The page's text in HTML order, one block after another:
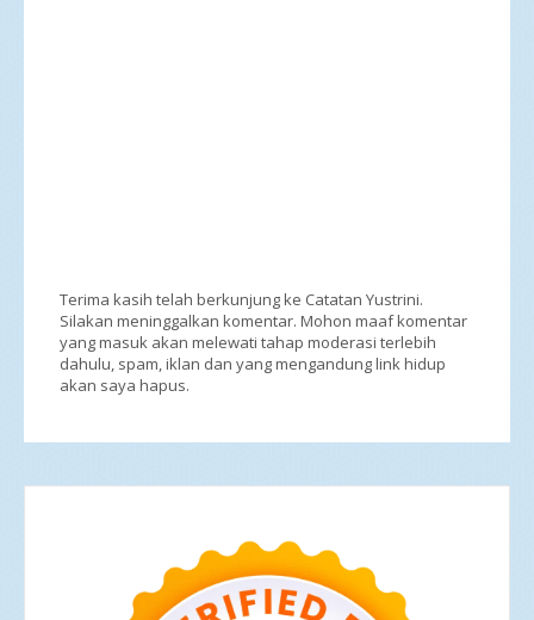
Terima kasih telah berkunjung ke Catatan Yustrini.
Silakan meninggalkan komentar. Mohon maaf komentar
yang masuk akan melewati tahap moderasi terlebih
dahulu, spam, iklan dan yang mengandung link hidup
akan saya hapus.